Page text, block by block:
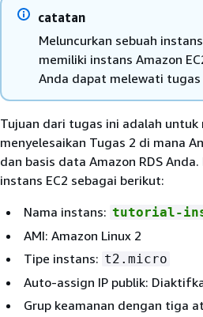
catatan
Meluncurkan sebuah
memiliki instans Amazon
Anda dapat melewati tugas
Tujuan dari tugas ini adalah
menyelesaikan Tugas 2 di mana
dan basis data Amazon RDS
instans EC2 sebagai berikut:
Nama instans: tutorial-
AMI: Amazon Linux 2
Tipe instans: t2.micro
Auto-assign IP publik:
Grup keamanan dengan tiga